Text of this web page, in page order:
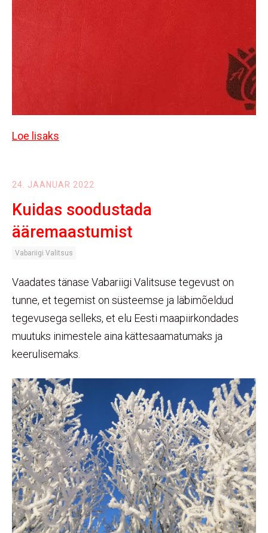
Loe lisaks
24. JAANUAR 2022
Kuidas soodustada
ääremaastumist
Vabariigi Valitsus
Vaadates tänase Vabariigi Valitsuse tegevust on
tunne, et tegemist on süsteemse ja läbimõeldud
tegevusega selleks, et elu Eesti maapiirkondades
muutuks inimestele aina kättesaamatumaks ja
keerulisemaks.